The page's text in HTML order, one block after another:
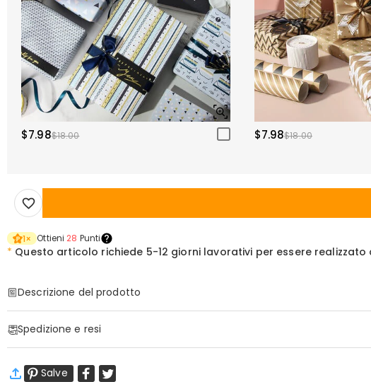
$7.98$18.00 $7.98$18.00
1× Ottieni 28 Punti
* Questo articolo richiede 5-12 giorni lavorativi per essere realizzato
Descrizione del prodotto
Informazioni di Base
Altezza (cm):30 cm
Larghezza (cm) :30 cm
Spedizione e resi
Spedizione Standard
9-18
Salve